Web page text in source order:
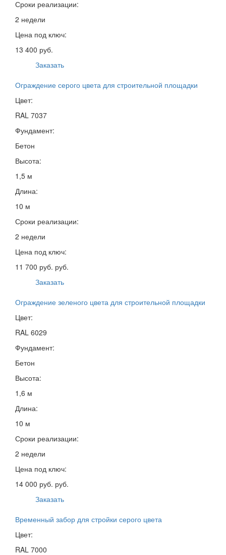
Сроки реализации:
2 недели
Цена под ключ:
13 400 руб.
Заказать
Ограждение серого цвета для строительной площадки
Цвет:
RAL 7037
Фундамент:
Бетон
Высота:
1,5 м
Длина:
10 м
Сроки реализации:
2 недели
Цена под ключ:
11 700 руб. руб.
Заказать
Ограждение зеленого цвета для строительной площадки
Цвет:
RAL 6029
Фундамент:
Бетон
Высота:
1,6 м
Длина:
10 м
Сроки реализации:
2 недели
Цена под ключ:
14 000 руб. руб.
Заказать
Временный забор для стройки серого цвета
Цвет:
RAL 7000